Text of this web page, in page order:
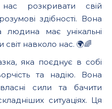
розкривати свій
здібності. Вона
має унікальні
світ навколо нас. 🌍🌈
яка поєднує в собі
та надію. Вона
сили та бачити
ситуаціях. Ця